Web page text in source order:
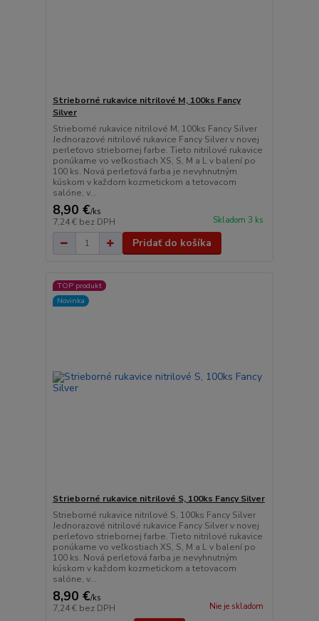
Strieborné rukavice nitrilové M, 100ks Fancy
Silver
Strieborné rukavice nitrilové M, 100ks Fancy Silver
Jednorazové nitrilové rukavice Fancy Silver v novej
perleťovo striebornej farbe. Tieto nitrilové rukavice
ponúkame vo veľkostiach XS, S, M a L v balení po
100 ks. Nová perleťová farba je nevyhnutným
kúskom v každom kozmetickom a tetovacom
salóne, v...
8,90 €/ks
7,24 € bez DPH Skladom 3 ks
Pridať do košíka
TOP produkt
Novinka
Strieborné rukavice nitrilové S, 100ks Fancy Silver
Strieborné rukavice nitrilové S, 100ks Fancy Silver
Jednorazové nitrilové rukavice Fancy Silver v novej
perleťovo striebornej farbe. Tieto nitrilové rukavice
ponúkame vo veľkostiach XS, S, M a L v balení po
100 ks. Nová perleťová farba je nevyhnutným
kúskom v každom kozmetickom a tetovacom
salóne, v...
8,90 €/ks
7,24 € bez DPH Nie je skladom